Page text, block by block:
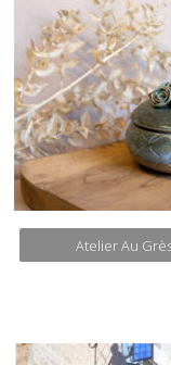
Atelier Au